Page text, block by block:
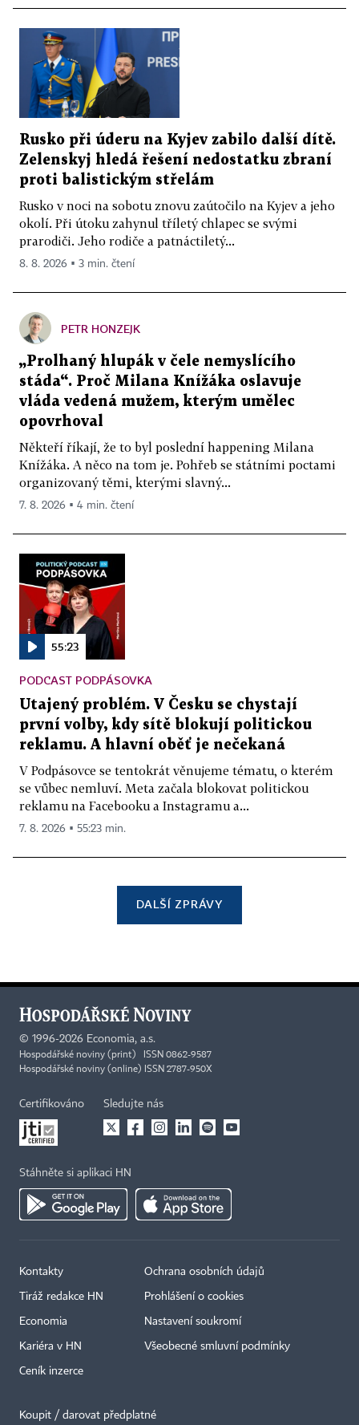
Rusko při úderu na Kyjev zabilo další dítě.
Zelenskyj hledá řešení nedostatku zbraní
proti balistickým střelám
Rusko v noci na sobotu znovu zaútočilo na Kyjev a jeho
okolí. Při útoku zahynul tříletý chlapec se svými
prarodiči. Jeho rodiče a patnáctiletý...
8. 8. 2026 ▪ 3 min. čtení
PETR HONZEJK
„Prolhaný hlupák v čele nemyslícího
stáda“. Proč Milana Knížáka oslavuje
vláda vedená mužem, kterým umělec
opovrhoval
Někteří říkají, že to byl poslední happening Milana
Knížáka. A něco na tom je. Pohřeb se státními poctami
organizovaný těmi, kterými slavný...
7. 8. 2026 ▪ 4 min. čtení
55:23
PODCAST PODPÁSOVKA
Utajený problém. V Česku se chystají
první volby, kdy sítě blokují politickou
reklamu. A hlavní oběť je nečekaná
V Podpásovce se tentokrát věnujeme tématu, o kterém
se vůbec nemluví. Meta začala blokovat politickou
reklamu na Facebooku a Instagramu a...
7. 8. 2026 ▪ 55:23 min.
DALŠÍ ZPRÁVY
© 1996-2026 Economia, a.s.
Hospodářské noviny (print) ISSN 0862-9587
Hospodářské noviny (online) ISSN 2787-950X
Certifikováno Sledujte nás
Stáhněte si aplikaci HN
Kontakty
Tiráž redakce HN
Economia
Kariéra v HN
Ceník inzerce
Ochrana osobních údajů
Prohlášení o cookies
Nastavení soukromí
Všeobecné smluvní podmínky
Koupit / darovat předplatné